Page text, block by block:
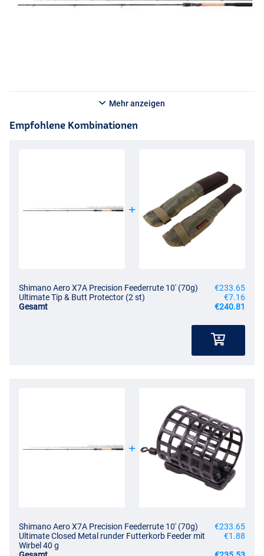
Mehr anzeigen
Empfohlene Kombinationen
Shimano Aero X7A Precision Feederrute 10' (70g)
€233.65
Ultimate Tip & Butt Protector (2 st)
€7.16
Gesamt
€240.81
Shimano Aero X7A Precision Feederrute 10' (70g)
€233.65
Ultimate Closed Metal runder Futterkorb Feeder mit
Wirbel 40 g
€1.88